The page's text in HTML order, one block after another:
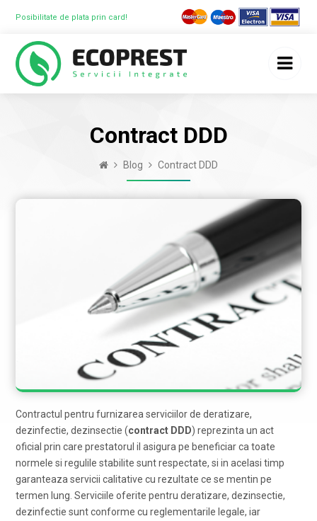
Posibilitate de plata prin card!
Contract DDD
Blog Contract DDD
Contractul pentru furnizarea serviciilor de deratizare,
dezinfectie, dezinsectie (contract DDD) reprezinta un act
oficial prin care prestatorul il asigura pe beneficiar ca toate
normele si regulile stabilite sunt respectate, si in acelasi timp
garanteaza servicii calitative cu rezultate ce se mentin pe
termen lung. Serviciile oferite pentru deratizare, dezinsectie,
dezinfectie sunt conforme cu reglementarile legale, iar